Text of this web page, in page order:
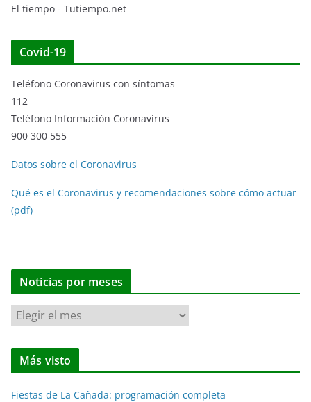
El tiempo - Tutiempo.net
Covid-19
Teléfono Coronavirus con síntomas
112
Teléfono Información Coronavirus
900 300 555
Datos sobre el Coronavirus
Qué es el Coronavirus y recomendaciones sobre cómo actuar
(pdf)
Noticias por meses
N
o
t
i
Más visto
Fiestas de La Cañada: programación completa